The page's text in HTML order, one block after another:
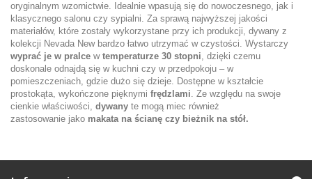
oryginalnym wzornictwie. Idealnie wpasują się do nowoczesnego, jak i
klasycznego salonu czy sypialni. Za sprawą najwyższej jakości
materiałów, które zostały wykorzystane przy ich produkcji, dywany z
kolekcji Nevada New bardzo łatwo utrzymać w czystości. Wystarczy
wyprać je w pralce w temperaturze 30 stopni, dzięki czemu
doskonale odnajdą się w kuchni czy w przedpokoju – w
pomieszczeniach, gdzie dużo się dzieje. Dostępne w kształcie
prostokąta, wykończone pięknymi frędzlami. Ze względu na swoje
cienkie właściwości, dywany te mogą miec również
zastosowanie jako makata na ścianę czy bieżnik na stół.